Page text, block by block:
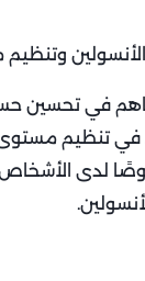
وتنظيم
في تحسين
في تنظيم
لدى